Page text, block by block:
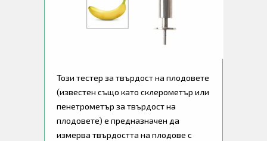
Този тестер за твърдост на плодовете
(известен също като склерометър или
пенетрометър за твърдост на
плодовете) е предназначен да
измерва твърдостта на плодове с